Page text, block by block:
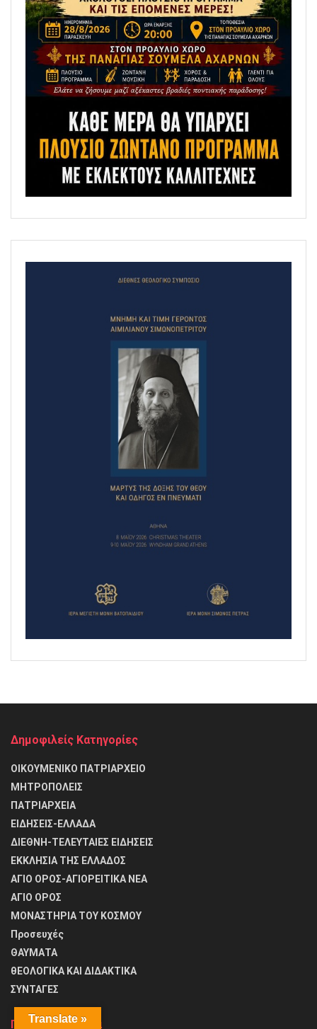
Δημοφιλείς Κατηγορίες
ΟΙΚΟΥΜΕΝΙΚΟ ΠΑΤΡΙΑΡΧΕΙΟ
ΜΗΤΡΟΠΟΛΕΙΣ
ΠΑΤΡΙΑΡΧΕΙΑ
ΕΙΔΗΣΕΙΣ-ΕΛΛΑΔΑ
ΔΙΕΘΝΗ-ΤΕΛΕΥΤΑΙΕΣ ΕΙΔΗΣΕΙΣ
ΕΚΚΛΗΣΙΑ ΤΗΣ ΕΛΛΑΔΟΣ
ΑΓΙΟ ΟΡΟΣ-ΑΓΙΟΡΕΙΤΙΚΑ ΝΕΑ
ΑΓΙΟ ΟΡΟΣ
ΜΟΝΑΣΤΗΡΙΑ ΤΟΥ ΚΟΣΜΟΥ
Προσευχές
ΘΑΥΜΑΤΑ
θΕΟΛΟΓΙΚΑ ΚΑΙ ΔΙΔΑΚΤΙΚΑ
ΣΥΝΤΑΓΕΣ
Πρόσφατα άρθρα
Translate »